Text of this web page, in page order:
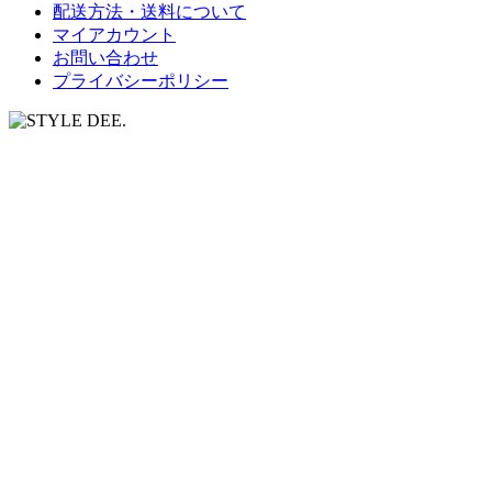
配送方法・送料について
マイアカウント
お問い合わせ
プライバシーポリシー